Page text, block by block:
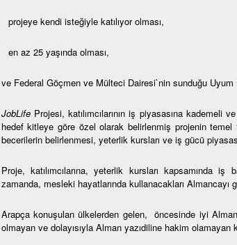
projeye kendi isteğiyle katılıyor olması,
en az 25 yaşında olması,
ve Federal Göçmen ve Mülteci Dairesi`nin sunduğu Uyum
JobLifeProjesi, katılımcılarının iş piyasasına kademeli
hedef kitleye göre özel olarak belirlenmiş projenin
becerilerin belirlenmesi, yeterlik kursları ve iş gücü
Proje, katılımcılarına, yeterlik kursları kapsamında iş
zamanda, mesleki hayatlarında kullanacakları Almancayı
Arapça konuşulan ülkelerden gelen, öncesinde iyi
olmayan ve dolayısıyla Alman yazıdiline hakim